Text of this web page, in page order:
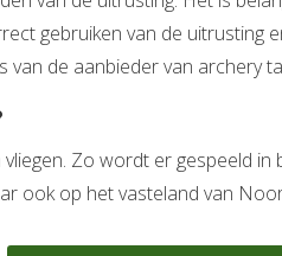
gebruiken van de uitrusting
de aanbieder van archery
Zo wordt er gespeeld
ook op het vasteland van